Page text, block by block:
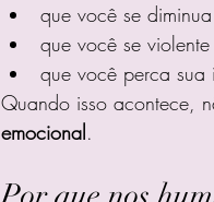
que você se diminua
que você se
que você perca sua
Quando isso acontece,
emocional.